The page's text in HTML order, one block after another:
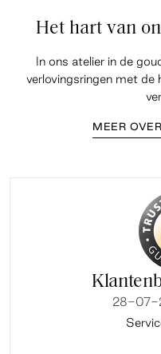
Het hart van
In ons atelier in de
verlovingsringen met de
MEER
28-07-